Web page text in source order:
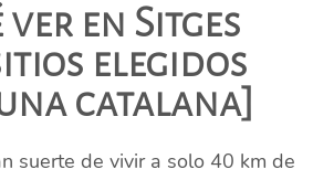
ver en Sitges
elegidos
catalana]
suerte de vivir a solo 40 km de